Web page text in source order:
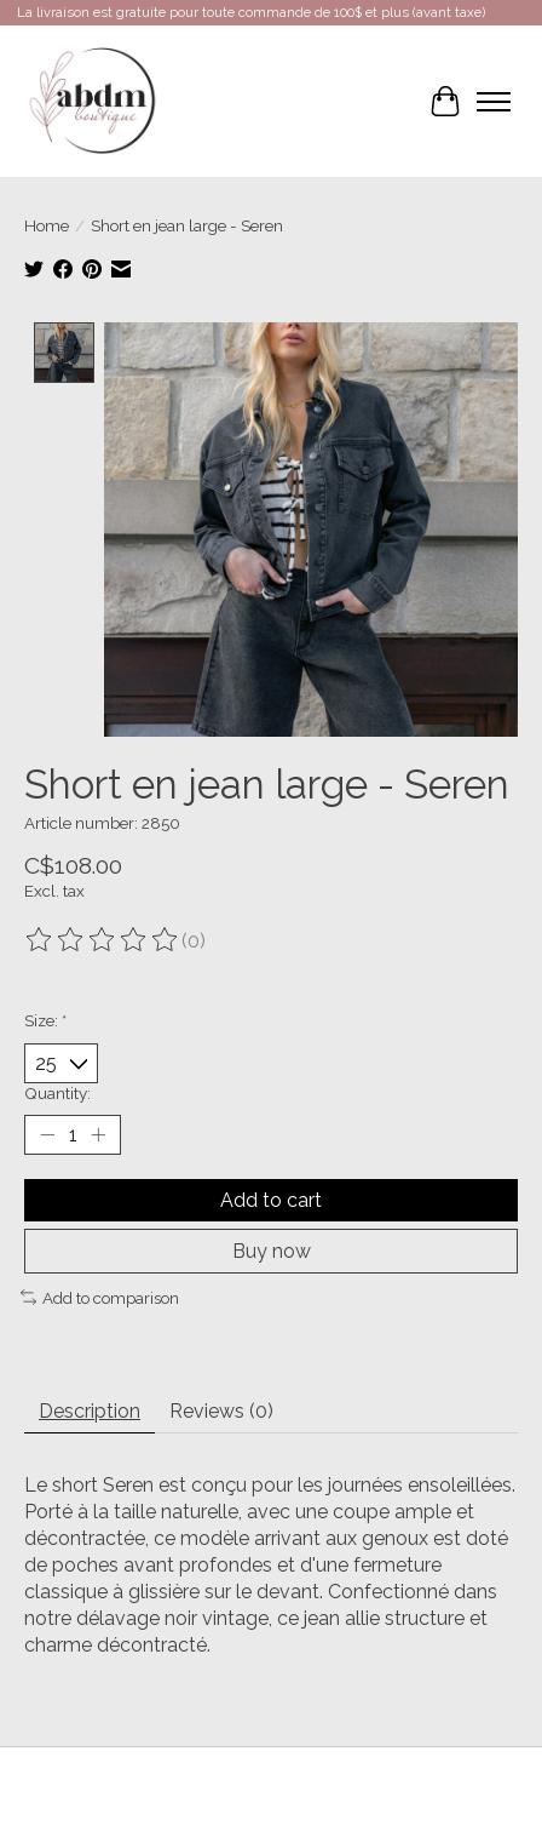
La livraison est gratuite pour toute commande de 100$ et plus (avant taxe)
Cart
Home / Short en jean large - Seren
Product image slideshow Items
Short en jean large - Seren
Article number: 2850
C$108.00
Excl. tax
The rating of this product is
(0)
Size: *
Quantity:
Add to cart
Buy now
Add to comparison
Description Reviews (0)
Le short Seren est conçu pour les journées ensoleillées.
Porté à la taille naturelle, avec une coupe ample et
décontractée, ce modèle arrivant aux genoux est doté
de poches avant profondes et d'une fermeture
classique à glissière sur le devant. Confectionné dans
notre délavage noir vintage, ce jean allie structure et
charme décontracté.